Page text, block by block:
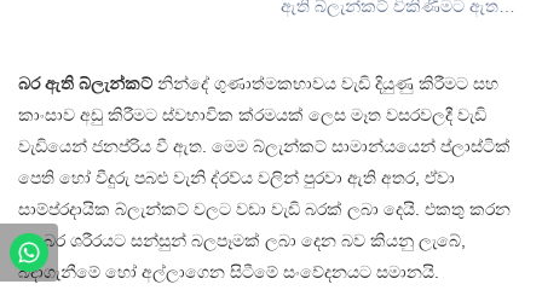
බර ඇති බ්ලැන්කට් නින්දේ ගුණාත්මකභාවය වැඩි දියුණු කිරීමට සහ
කාංසාව අඩු කිරීමට ස්වභාවික ක්රමයක් ලෙස මෑත වසරවලදී වැඩි
වැඩියෙන් ජනප්රිය වී ඇත. මෙම බ්ලැන්කට් සාමාන්යයෙන් ප්ලාස්ටික්
පෙති හෝ වීදුරු පබළු වැනි ද්රව්ය වලින් පුරවා ඇති අතර, ඒවා
සාම්ප්රදායික බ්ලැන්කට් වලට වඩා වැඩි බරක් ලබා දෙයි. එකතු කරන
ලද බර ශරීරයට සන්සුන් බලපෑමක් ලබා දෙන බව කියනු ලැබේ,
බදාගැනීමේ හෝ අල්ලාගෙන සිටීමේ සංවේදනයට සමානයි.
කොළ, කහ, රෝස සහ නිල් වැනි
හැකිය, සියල්ලම බොහෝ කාමර
සැකසුම් වලට ගැලපෙන සරල
විලාසිතාවකින්. එය විවිධ
ප්‍රමාණවලින් පැමිණේ:
90x100cm, 100x150cm,
150x200cm, 180x200cm, සහ
200x230cm. කුඩා ප්‍රමාණ නින්ද
ඇති බ්ලැන්කට් විකිණීමට ඇත
කාර්ය සාධනය, ගුණාත්මකභාවය,
පෙනුම යනාදිය අනුව අසමසම
කැපී පෙනෙන වාසි ඇති අතර
වෙළඳපොලේ හොඳ නමක් භුක්ති
විඳියි. Rongda අතීත නිෂ්පාදනවල
දෝෂ සාරාංශ කරයි, සහ ඒවා